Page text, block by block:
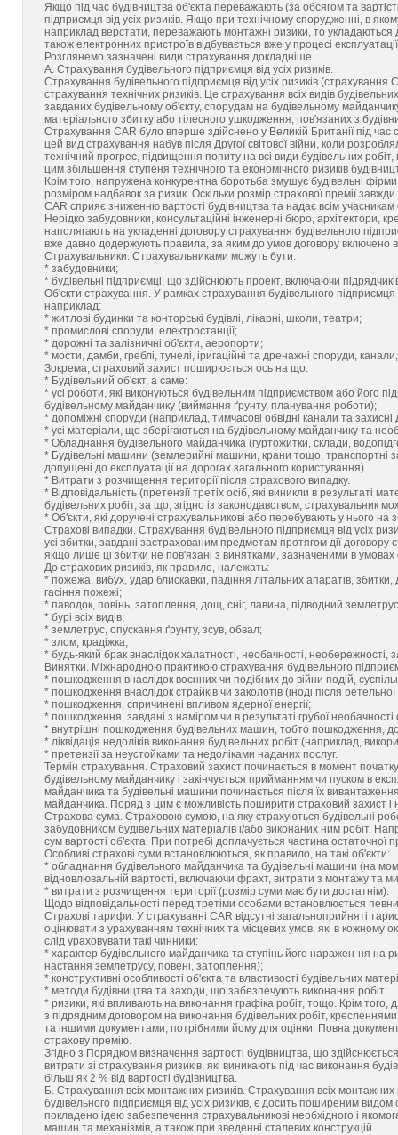
Якщо під час будівництва об'єкта переважають (за обсягом та
підприємця від усіх ризиків. Якщо при технічному спорудженні, в
наприклад верстати, переважають монтажні ризики, то
також електронних пристроїв відбувається вже у процесі
Розглянемо зазначені види страхування докладніше.
А. Страхування будівельного підприємця від усіх ризиків.
Страхування будівельного підприємця від усіх ризиків
страхування технічних ризиків. Це страхування всіх видів
завданих будівельному об'єкту, спорудам на будівельному
матеріального збитку або тілесного ушкодження, пов'язаних з
Страхування CAR було вперше здійснено у Великій Британії під
цей вид страхування набув після Другої світової війни, коли
технічний прогрес, підвищення попиту на всі види будівельних
цим збільшення ступеня технічного та економічного ризиків
Крім того, напружена конкурентна боротьба змушує будівельні
розміром надбавок за ризик. Оскільки розмір страхової премії
CAR сприяє зниженню вартості будівництва та надає всім
Нерідко забудовники, консультаційні інженерні бюро, архітектори,
наполягають на укладенні договору страхування будівельного
вже давно додержують правила, за яким до умов договору включено
Страхувальники. Страхувальниками можуть бути:
* забудовники;
* будівельні підприємці, що здійснюють проект, включаючи
Об'єкти страхування. У рамках страхування будівельного підприємця
наприклад:
* житлові будинки та конторські будівлі, лікарні, школи, театри;
* промислові споруди, електростанції;
* дорожні та залізничні об'єкти, аеропорти;
* мости, дамби, греблі, тунелі, іригаційні та дренажні споруди,
Зокрема, страховий захист поширюється ось на що.
* Будівельний об'єкт, а саме:
* усі роботи, які виконуються будівельним підприємством або його
будівельному майданчику (виймання ґрунту, планування роботи);
* допоміжні споруди (наприклад, тимчасові обвідні канали та
* усі матеріали, що зберігаються на будівельному майданчику та
* Обладнання будівельного майданчика (гуртожитки, склади,
* Будівельні машини (землерийні машини, крани тощо, транспортні
допущені до експлуатації на дорогах загального користування).
* Витрати з розчищення території після страхового випадку.
* Відповідальність (претензії третіх осіб, які виникли в результаті
будівельних робіт, за що, згідно із законодавством, страхувальник
* Об'єкти, які доручені страхувальникові або перебувають у нього на
Страхові випадки. Страхування будівельного підприємця від усіх
усі збитки, завдані застрахованим предметам протягом дії договору
якщо лише ці збитки не пов'язані з винятками, зазначеними в умовах
До страхових ризиків, як правило, належать:
* пожежа, вибух, удар блискавки, падіння літальних апаратів,
гасіння пожежі;
* паводок, повінь, затоплення, дощ, сніг, лавина, підводний
* бурі всіх видів;
* землетрус, опускання ґрунту, зсув, обвал;
* злом, крадіжка;
* будь-який брак внаслідок халатності, необачності, необережності,
Винятки. Міжнародною практикою страхування будівельного
* пошкодження внаслідок воєнних чи подібних до війни подій,
* пошкодження внаслідок страйків чи заколотів (іноді після
* пошкодження, спричинені впливом ядерної енергії;
* пошкодження, завдані з наміром чи в результаті грубої
* внутрішні пошкодження будівельних машин, тобто пошкодження,
* ліквідація недоліків виконання будівельних робіт (наприклад,
* претензії за неустойками та недоліками наданих послуг.
Термін страхування. Страховий захист починається в момент
будівельному майданчику і закінчується прийманням чи пуском в
майданчика та будівельні машини починається після їх
майданчика. Поряд з цим є можливість поширити страховий захист і
Страхова сума. Страховою сумою, на яку страхуються будівельні
забудовником будівельних матеріалів і/або виконаних ним робіт.
сум вартості об'єкта. При потребі доплачується частина остаточної
Особливі страхові суми встановлюються, як правило, на такі об'єкти:
* обладнання будівельного майданчика та будівельні машини (на
відновлювальній вартості, включаючи фрахт, витрати з монтажу та
* витрати з розчищення території (розмір суми має бути достатнім).
Щодо відповідальності перед третіми особами встановлюється
Страхові тарифи. У страхуванні CAR відсутні загальноприйняті
оцінювати з урахуванням технічних та місцевих умов, які в кожному
слід ураховувати такі чинники:
* характер будівельного майданчика та ступінь його наражен-ня на
настання землетрусу, повені, затоплення);
* конструктивні особливості об'єкта та властивості будівельних
* методи будівництва та заходи, що забезпечують виконання робіт;
* ризики, які впливають на виконання графіка робіт, тощо. Крім
з підрядним договором на виконання будівельних робіт,
та іншими документами, потрібними йому для оцінки. Повна
страхову премію.
Згідно з Порядком визначення вартості будівництва, що
витрати зі страхування ризиків, які виникають під час виконання
більш як 2 % від вартості будівництва.
Б. Страхування всіх монтажних ризиків. Страхування всіх
будівельного підприємця від усіх ризиків, є досить поширеним
покладено ідею забезпечення страхувальникові необхідного і
машин та механізмів, а також при зведенні сталевих конструкцій.